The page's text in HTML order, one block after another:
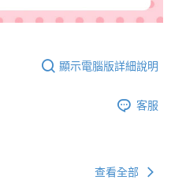
顯示電腦版詳細說明
客服
查看全部